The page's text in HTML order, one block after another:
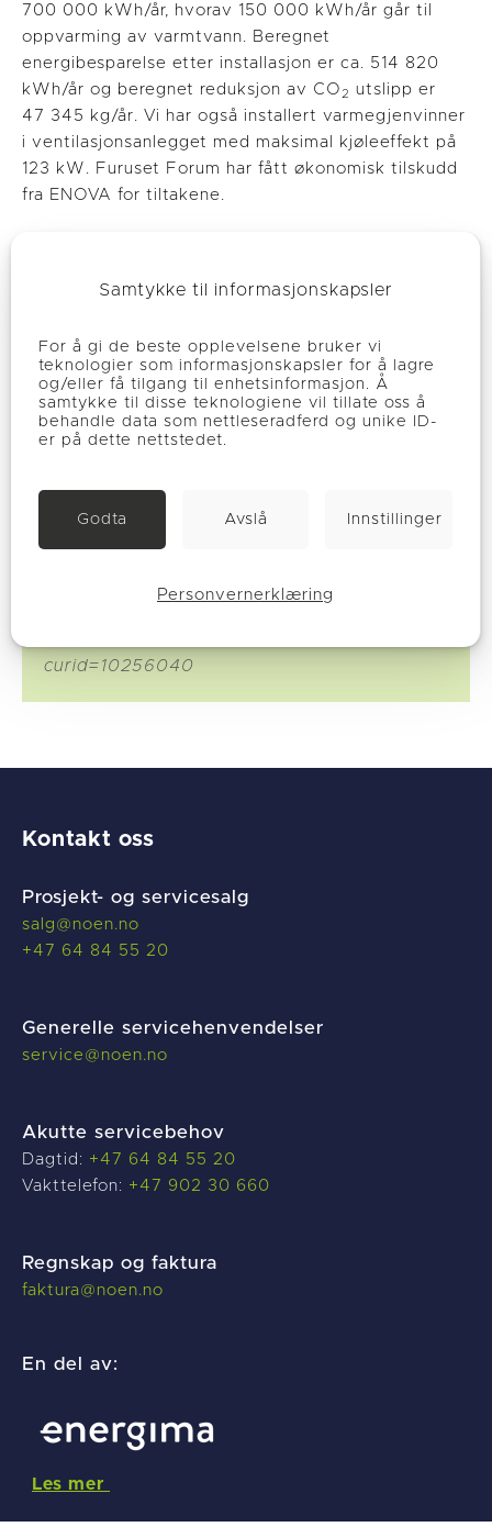
700 000 kWh/år, hvorav 150 000 kWh/år går til
oppvarming av varmtvann. Beregnet
energibesparelse etter installasjon er ca. 514 820
kWh/år og beregnet reduksjon av CO 2
utslipp er
47 345 kg/år. Vi har også installert varmegjenvinner
i ventilasjonsanlegget med maksimal kjøleeffekt på
123 kW. Furuset Forum har fått økonomisk tilskudd
fra ENOVA for tiltakene.
curid=10256040
Kontakt oss
Prosjekt- og servicesalg
salg@noen.no
+47 64 84 55 20
Generelle servicehenvendelser
service@noen.no
Akutte servicebehov
Dagtid: +47 64 84 55 20
Vakttelefon: +47 902 30 660
Regnskap og faktura
faktura@noen.no
En del av:
Les mer
Samtykke til informasjonskapsler
For å gi de beste opplevelsene bruker vi
teknologier som informasjonskapsler for å lagre
og/eller få tilgang til enhetsinformasjon. Å
samtykke til disse teknologiene vil tillate oss å
behandle data som nettleseradferd og unike ID-
er på dette nettstedet.
Godta Avslå Innstillinger
Personvernerklæring